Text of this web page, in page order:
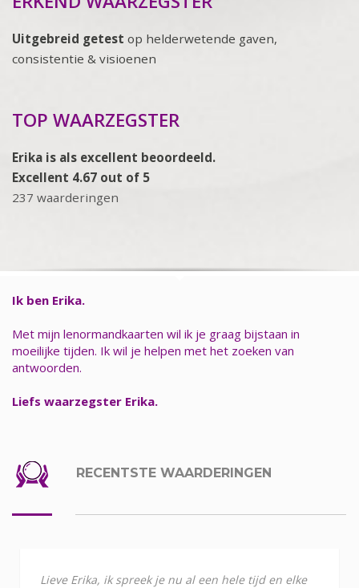
Uitgebreid getest op helderwetende gaven,
consistentie & visioenen
TOP WAARZEGSTER
Erika is als excellent beoordeeld.
Excellent 4.67 out of 5
237 waarderingen
Ik ben Erika.
Met mijn lenormandkaarten wil ik je graag bijstaan in
moeilijke tijden. Ik wil je helpen met het zoeken van
antwoorden.
Liefs waarzegster Erika.
RECENTSTE WAARDERINGEN
Lieve Erika, ik spreek je nu al een hele tijd en elke